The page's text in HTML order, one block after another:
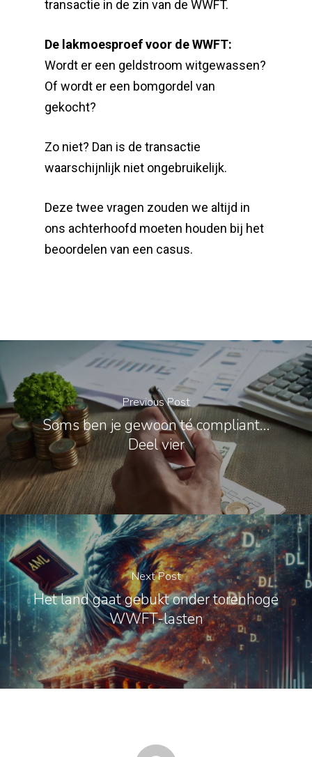
transactie in de zin van de WWFT.
De lakmoesproef voor de WWFT:
Wordt er een geldstroom witgewassen?
Of wordt er een bomgordel van
gekocht?
Zo niet? Dan is de transactie
waarschijnlijk niet ongebruikelijk.
Deze twee vragen zouden we altijd in
ons achterhoofd moeten houden bij het
beoordelen van een casus.
Previous Post
Soms ben je gewoon té compliant…
Deel vier
Next Post
Het land gaat gebukt onder torenhoge
WWFT-lasten